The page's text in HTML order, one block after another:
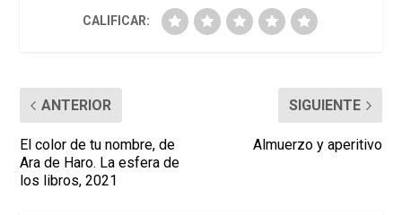
CALIFICAR:
ANTERIOR
El color de tu nombre, de
Ara de Haro. La esfera de
los libros, 2021
SIGUIENTE
Almuerzo y aperitivo